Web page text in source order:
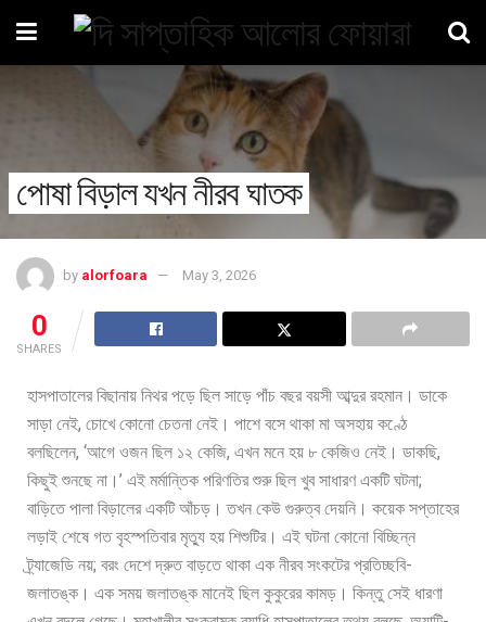
পোষা বিড়াল যখন নীরব ঘাতক
by alorfoara May 3, 2026
0
SHARES
হাসপাতালের বিছানায় নিথর পড়ে ছিল সাড়ে পাঁচ বছর বয়সী আব্দুর রহমান। ডাকে
সাড়া নেই, চোখে কোনো চেতনা নেই। পাশে বসে থাকা মা অসহায় কণ্ঠে
বলছিলেন, ‘আগে ওজন ছিল ১২ কেজি, এখন মনে হয় ৮ কেজিও নেই। ডাকছি,
কিছুই শুনছে না।’ এই মর্মান্তিক পরিণতির শুরু ছিল খুব সাধারণ একটি ঘটনা;
বাড়িতে পালা বিড়ালের একটি আঁচড়। তখন কেউ গুরুত্ব দেয়নি। কয়েক সপ্তাহের
লড়াই শেষে গত বৃহস্পতিবার মৃত্যু হয় শিশুটির। এই ঘটনা কোনো বিচ্ছিন্ন
ট্র্যাজেডি নয়; বরং দেশে দ্রুত বাড়তে থাকা এক নীরব সংকটের প্রতিচ্ছবি-
জলাতঙ্ক। এক সময় জলাতঙ্ক মানেই ছিল কুকুরের কামড়। কিন্তু সেই ধারণা